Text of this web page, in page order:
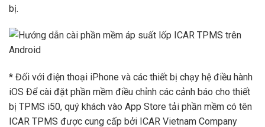
bị.
* Đối với điện thoại iPhone và các thiết bị chạy hệ điều hành
iOS Để cài đặt phần mềm điều chỉnh các cảnh báo cho thiết
bị TPMS i50, quý khách vào App Store tải phần mềm có tên
ICAR TPMS được cung cấp bởi ICAR Vietnam Company